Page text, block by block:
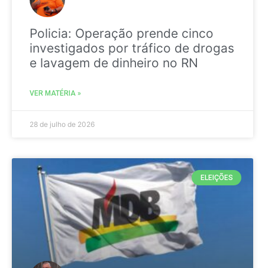
Policia: Operação prende cinco
investigados por tráfico de drogas
e lavagem de dinheiro no RN
VER MATÉRIA »
28 de julho de 2026
ELEIÇÕES